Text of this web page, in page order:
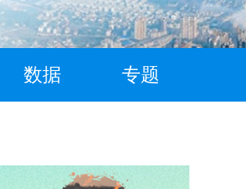
数据 专题